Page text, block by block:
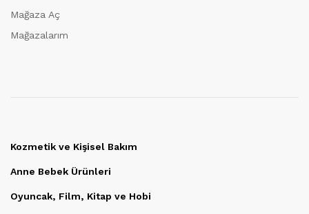
Mağaza Aç
Mağazalarım
Kozmetik ve Kişisel Bakım
Anne Bebek Ürünleri
Oyuncak, Film, Kitap ve Hobi